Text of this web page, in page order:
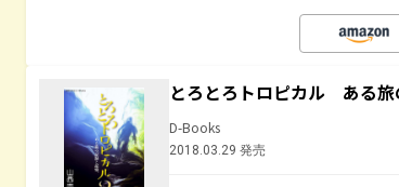
とろとろトロピカル ある
D-Books
2018.03.29 発売